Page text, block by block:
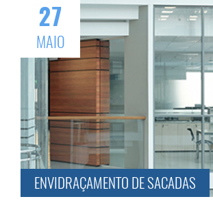
27
MAIO
ENVIDRAÇAMENTO DE SACADAS